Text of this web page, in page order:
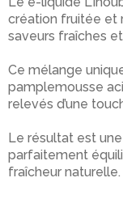
création fruitée et
saveurs fraîches
Ce mélange
pamplemousse
relevés d’une
Le résultat est
parfaitement
fraîcheur naturelle.